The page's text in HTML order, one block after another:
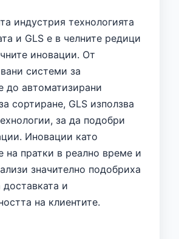
индустрия технологията
и GLS е в челните редици
иновации. От
системи за
до автоматизирани
сортиране, GLS използва
за да подобри
Иновации като
на пратки в реално време и
значително подобриха
и
на клиентите.